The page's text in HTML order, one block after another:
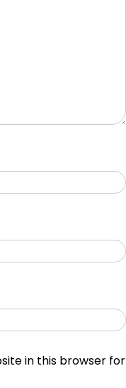
in this browser for